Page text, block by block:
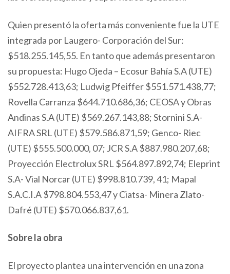
Quien presentó la oferta más conveniente fue la UTE
integrada por Laugero- Corporación del Sur:
$518.255.145,55. En tanto que además presentaron
su propuesta: Hugo Ojeda – Ecosur Bahía S.A (UTE)
$552.728.413,63; Ludwig Pfeiffer $551.571.438,77;
Rovella Carranza $644.710.686,36; CEOSA y Obras
Andinas S.A (UTE) $569.267.143,88; Stornini S.A-
AIFRA SRL (UTE) $579.586.871,59; Genco- Riec
(UTE) $555.500.000, 07; JCR S.A $887.980.207,68;
Proyección Electrolux SRL $564.897.892,74; Eleprint
S.A- Vial Norcar (UTE) $998.810.739, 41; Mapal
S.A.C.I.A $798.804.553,47 y Ciatsa- Minera Zlato-
Dafré (UTE) $570.066.837,61.
Sobre la obra
El proyecto plantea una intervención en una zona